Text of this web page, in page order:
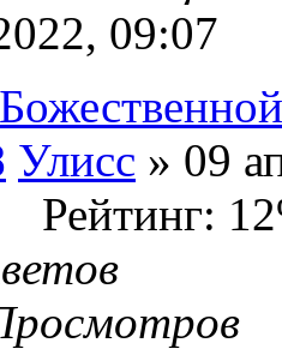
09:07
Улисс » 09
Рейтинг: